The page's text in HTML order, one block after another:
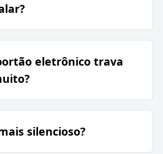
eletrônico trava
silencioso?